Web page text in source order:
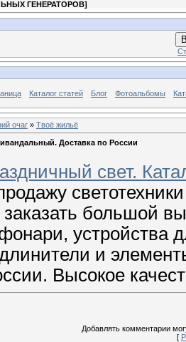
ГЕНЕРАТОРОВ]
Каталог статей Блог Фотоальбомы
очаг » Твоё жильё
Доставка по России
свет.
большой
устройства
и
Высокое
Добавлять комментарии
[